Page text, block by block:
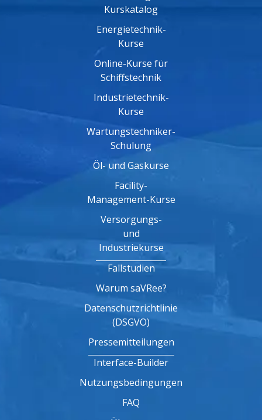
Kurskatalog
Energietechnik-
Kurse
Online-Kurse für
Schiffstechnik
Industrietechnik-
Kurse
Wartungstechniker-
Schulung
Öl- und Gaskurse
Facility-
Management-Kurse
Versorgungs-
und
Industriekurse
Fallstudien
Warum saVRee?
Datenschutzrichtlinie
(DSGVO)
Pressemitteilungen
Interface-Builder
Nutzungsbedingungen
FAQ